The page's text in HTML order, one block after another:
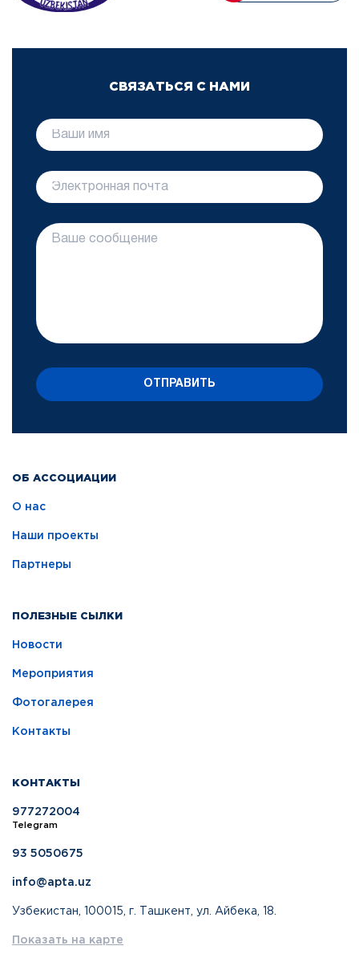
ОБ АССОЦИАЦИИ
О нас
Наши проекты
Партнеры
ПОЛЕЗНЫЕ СЫЛКИ
Новости
Мероприятия
Фотогалерея
Контакты
КОНТАКТЫ
977272004
Telegram
93 5050675
info@apta.uz
Узбекистан, 100015, г. Ташкент, ул. Айбека, 18.
Показать на карте
СВЯЗАТЬСЯ С НАМИ
ОТПРАВИТЬ